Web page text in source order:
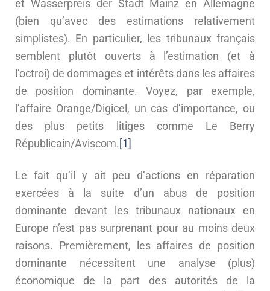
et Wasserpreis der Stadt Mainz en Allemagne
(bien qu’avec des estimations relativement
simplistes). En particulier, les tribunaux français
semblent plutôt ouverts à l’estimation (et à
l’octroi) de dommages et intérêts dans les affaires
de position dominante. Voyez, par exemple,
l’affaire Orange/Digicel, un cas d’importance, ou
des plus petits litiges comme Le Berry
Républicain/Aviscom. [1]
Le fait qu’il y ait peu d’actions en réparation
exercées à la suite d’un abus de position
dominante devant les tribunaux nationaux en
Europe n’est pas surprenant pour au moins deux
raisons. Premièrement, les affaires de position
dominante nécessitent une analyse (plus)
économique de la part des autorités de la